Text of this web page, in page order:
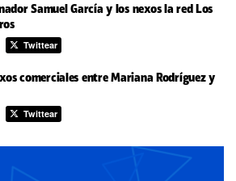
Samuel García y los nexos la red Los
Twittear
comerciales entre Mariana Rodríguez y
Twittear